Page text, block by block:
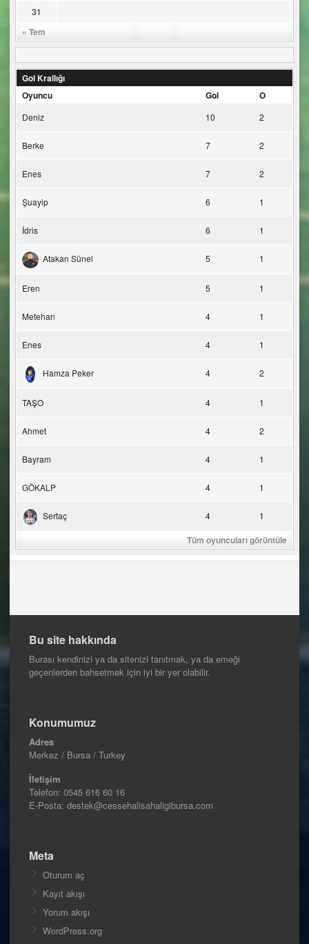
« Tem
31
Gol Krallığı
Oyuncu
Gol O
Deniz 10 2
Berke 7 2
Enes 7 2
Şuayip 6 1
İdris 6 1
Atakan Sünel 5 1
Eren 5 1
Metehan 4 1
Enes 4 1
Hamza Peker 4 2
TAŞO 4 1
Ahmet 4 2
Bayram 4 1
GÖKALP 4 1
Sertaç 4 1
Tüm oyuncuları görüntüle
Bu site hakkında
Burası kendinizi ya da sitenizi tanıtmak, ya da emeği
geçenlerden bahsetmek için iyi bir yer olabilir.
Konumumuz
Adres
Merkez / Bursa / Turkey
İletişim
Telefon: 0545 616 60 16
E-Posta: destek@cessehalisahaligibursa.com
Meta
Oturum aç
Kayıt akışı
Yorum akışı
WordPress.org